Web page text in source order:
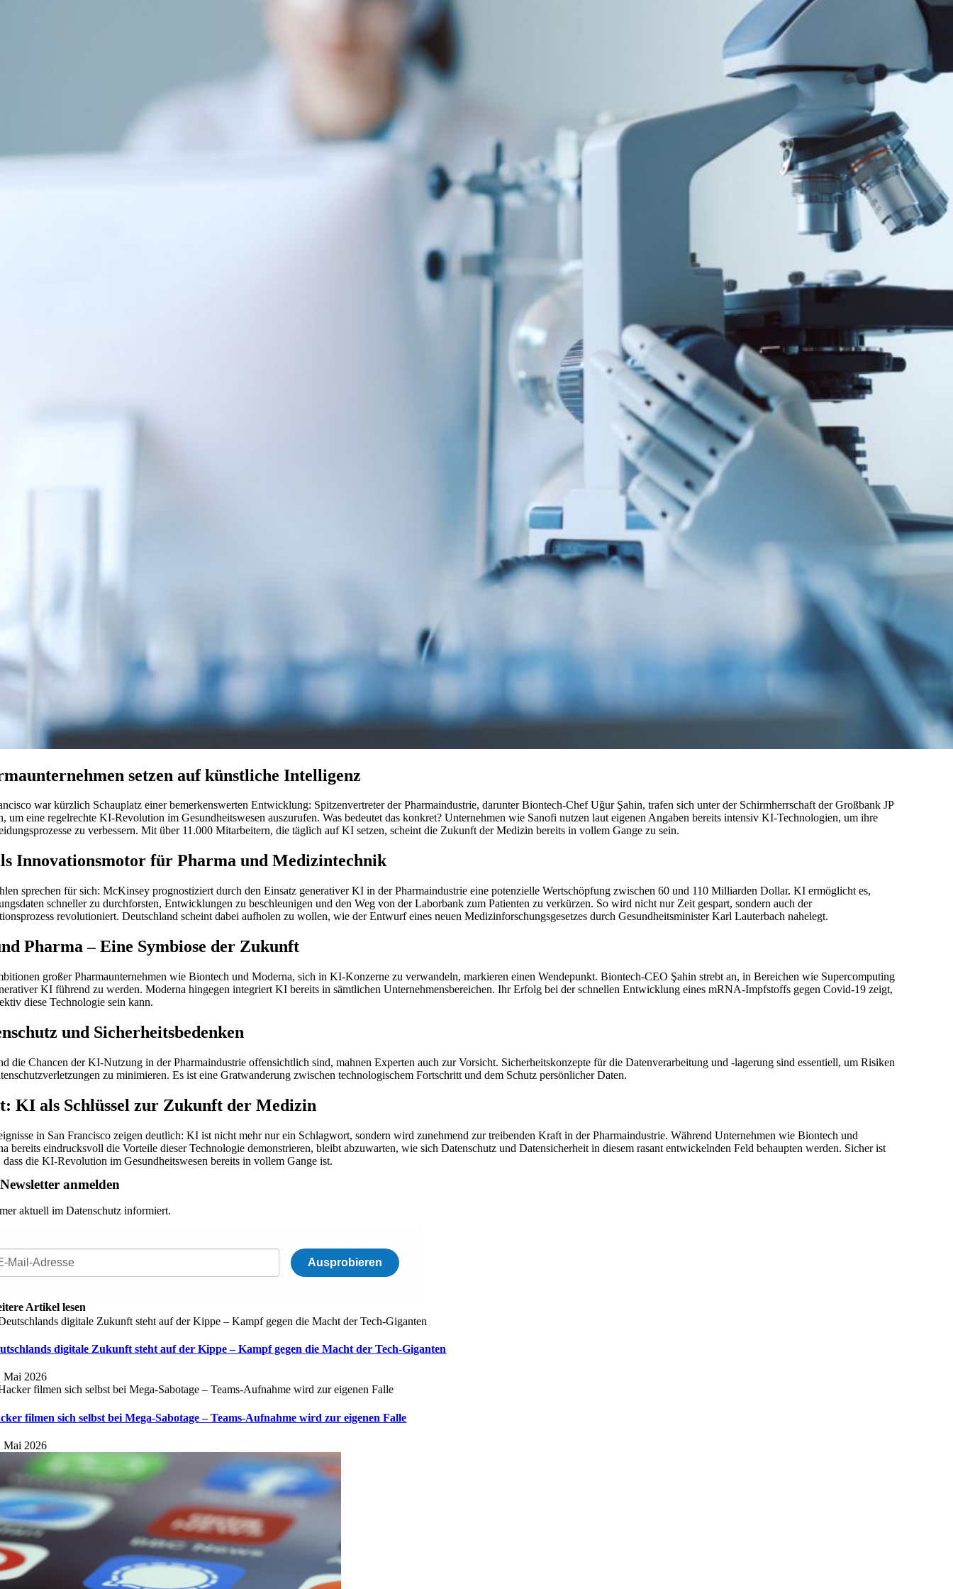
setzen auf künstliche Intelligenz
war kürzlich Schauplatz einer bemerkenswerten Entwicklung: Spitzenvertreter der Pharmaindustrie, darunter Biontech-Chef Uğur Şahin, trafen sich unter der Schirmherrschaft der Großbank JP
um eine regelrechte KI-Revolution im Gesundheitswesen auszurufen. Was bedeutet das konkret? Unternehmen wie Sanofi nutzen laut eigenen Angaben bereits intensiv KI-Technologien, um ihre
zu verbessern. Mit über 11.000 Mitarbeitern, die täglich auf KI setzen, scheint die Zukunft der Medizin bereits in vollem Gange zu sein.
Innovationsmotor für Pharma und Medizintechnik
sprechen für sich: McKinsey prognostiziert durch den Einsatz generativer KI in der Pharmaindustrie eine potenzielle Wertschöpfung zwischen 60 und 110 Milliarden Dollar. KI ermöglicht es,
schneller zu durchforsten, Entwicklungen zu beschleunigen und den Weg von der Laborbank zum Patienten zu verkürzen. So wird nicht nur Zeit gespart, sondern auch der
revolutioniert. Deutschland scheint dabei aufholen zu wollen, wie der Entwurf eines neuen Medizinforschungsgesetzes durch Gesundheitsminister Karl Lauterbach nahelegt.
Pharma – Eine Symbiose der Zukunft
großer Pharmaunternehmen wie Biontech und Moderna, sich in KI-Konzerne zu verwandeln, markieren einen Wendepunkt. Biontech-CEO Şahin strebt an, in Bereichen wie Supercomputing
KI führend zu werden. Moderna hingegen integriert KI bereits in sämtlichen Unternehmensbereichen. Ihr Erfolg bei der schnellen Entwicklung eines mRNA-Impfstoffs gegen Covid-19 zeigt,
diese Technologie sein kann.
und Sicherheitsbedenken
die Chancen der KI-Nutzung in der Pharmaindustrie offensichtlich sind, mahnen Experten auch zur Vorsicht. Sicherheitskonzepte für die Datenverarbeitung und -lagerung sind essentiell, um Risiken
zu minimieren. Es ist eine Gratwanderung zwischen technologischem Fortschritt und dem Schutz persönlicher Daten.
KI als Schlüssel zur Zukunft der Medizin
in San Francisco zeigen deutlich: KI ist nicht mehr nur ein Schlagwort, sondern wird zunehmend zur treibenden Kraft in der Pharmaindustrie. Während Unternehmen wie Biontech und
bereits eindrucksvoll die Vorteile dieser Technologie demonstrieren, bleibt abzuwarten, wie sich Datenschutz und Datensicherheit in diesem rasant entwickelnden Feld behaupten werden. Sicher ist
dass die KI-Revolution im Gesundheitswesen bereits in vollem Gange ist.
anmelden
aktuell im Datenschutz informiert.
Ausprobieren
Artikel lesen
digitale Zukunft steht auf der Kippe – Kampf gegen die Macht der Tech-Giganten
Mai 2026
filmen sich selbst bei Mega-Sabotage – Teams-Aufnahme wird zur eigenen Falle
Mai 2026